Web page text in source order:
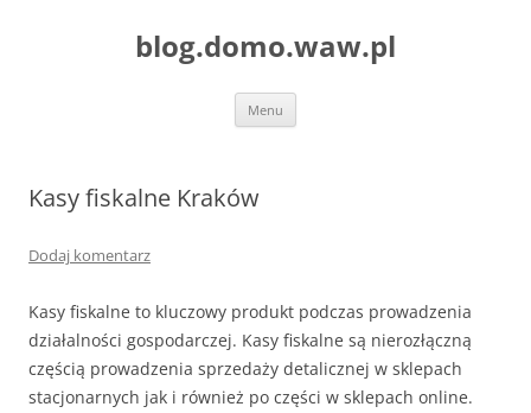
blog.domo.waw.pl
Menu
Kasy fiskalne Kraków
Dodaj komentarz
Kasy fiskalne to kluczowy produkt podczas prowadzenia
działalności gospodarczej. Kasy fiskalne są nierozłączną
częścią prowadzenia sprzedaży detalicznej w sklepach
stacjonarnych jak i również po części w sklepach online.